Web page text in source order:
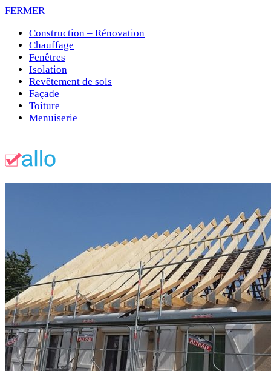
FERMER
Construction – Rénovation
Chauffage
Fenêtres
Isolation
Revêtement de sols
Façade
Toiture
Menuiserie